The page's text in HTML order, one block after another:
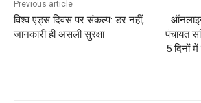
Previous article
विश्व एड्स दिवस पर संकल्प: डर नहीं,
जानकारी ही असली सुरक्षा
पंचायत
5 दिनों